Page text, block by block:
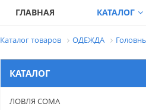
ГЛАВНАЯ КАТАЛОГ
Каталог товаров ОДЕЖДА
КАТАЛОГ
ЛОВЛЯ СОМА